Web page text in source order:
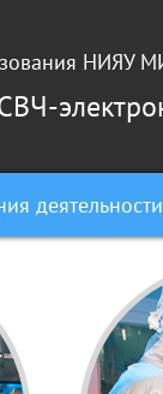
НИЯУ
СВЧ-
деятельности